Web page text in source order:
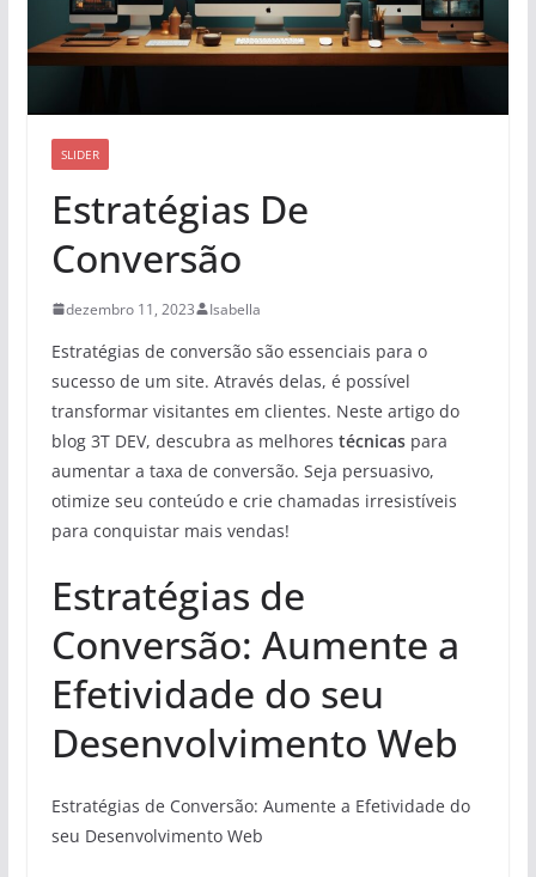
SLIDER
Estratégias De
Conversão
dezembro 11, 2023 Isabella
Estratégias de conversão são essenciais para o
sucesso de um site. Através delas, é possível
transformar visitantes em clientes. Neste artigo do
blog 3T DEV, descubra as melhores técnicaspara
aumentar a taxa de conversão. Seja persuasivo,
otimize seu conteúdo e crie chamadas irresistíveis
para conquistar mais vendas!
Estratégias de
Conversão: Aumente a
Efetividade do seu
Desenvolvimento Web
Estratégias de Conversão: Aumente a Efetividade do
seu Desenvolvimento Web